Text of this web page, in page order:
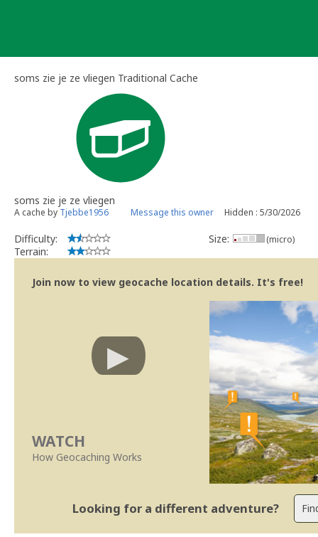
soms zie je ze vliegen Traditional Cache
soms zie je ze vliegen
A cache by Tjebbe1956 Message this owner Hidden : 5/30/2026
Difficulty:
Terrain:
Size: (micro)
Join now to view geocache location details. It's free!
WATCH
How Geocaching Works
Looking for a different adventure?